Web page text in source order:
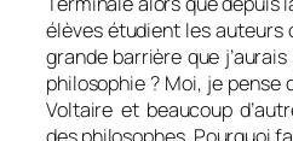
élèves étudient les auteurs
grande barrière que
philosophie ? Moi, je pense
Voltaire et beaucoup
des philosophes. Pourquoi